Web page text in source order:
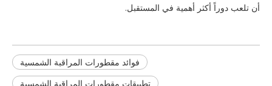
أن تلعب دوراً أكثر أهمية في المستقبل.
فوائد مقطورات المراقبة الشمسية
تطبيقات مقطورات المراقبة الشمسية